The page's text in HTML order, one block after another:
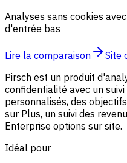
Analyses sans cookies
d'entrée bas
Lire la comparaison
Site
Pirsch est un produit
confidentialité avec un
personnalisés, des
sur Plus, un suivi des
Enterprise options sur site.
Idéal pour